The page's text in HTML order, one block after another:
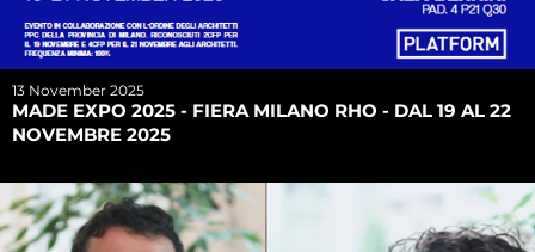
13 November 2025
MADE EXPO 2025 - FIERA MILANO RHO - DAL 19 AL 22
NOVEMBRE 2025